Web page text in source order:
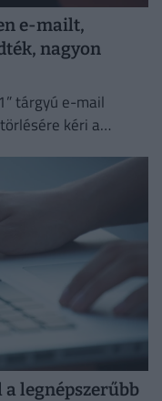
e-mailt,
nagyon
tárgyú e-mail
kéri a
legnépszerűbb